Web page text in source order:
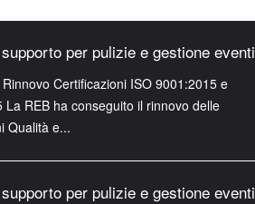
per pulizie e gestione eventi
Certificazioni ISO 9001:2015 e
La REB ha conseguito il rinnovo delle
Qualità e...
per pulizie e gestione eventi